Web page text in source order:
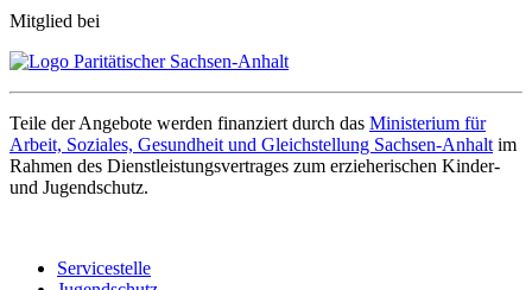
Mitglied bei
Teile der Angebote werden finanziert durch das Ministerium für
Arbeit, Soziales, Gesundheit und Gleichstellung Sachsen-Anhalt im
Rahmen des Dienstleistungsvertrages zum erzieherischen Kinder-
und Jugendschutz.
Servicestelle